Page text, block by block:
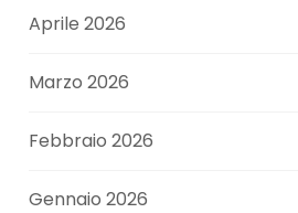
Aprile 2026
Marzo 2026
Febbraio 2026
Gennaio 2026